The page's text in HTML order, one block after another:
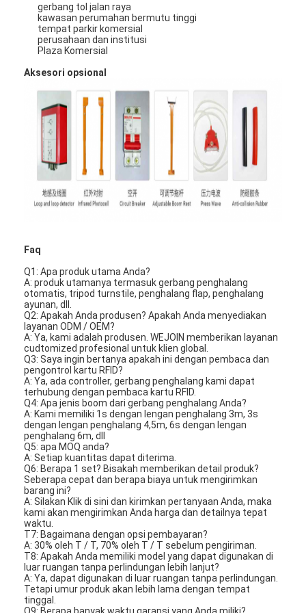
Tentang Kami
Tur Pabrik
Kontrol Kualitas
Berita
Kasus-kasus
bicara sekarang
Parkir Barrier Gate
Otomatis Barrier Gate
Penghalang Gerbang Tol
Boom Barrier Gate
Gerbang penghalang parkir mobil
Tripod Turnstile Gerbang
Penghalang Iklan
Gerbang Penghalang Non-Pegas
Gerbang Pintu Masuk Kontrol Akses
Flap Barrier Gate
Ayunan Barrier Gate
Full Height Turnstile
gerbang tol jalan raya
kawasan perumahan bermutu tinggi
tempat parkir komersial
perusahaan dan institusi
Plaza Komersial
Aksesori opsional
Faq
Q1: Apa produk utama Anda?
A: produk utamanya termasuk gerbang penghalang
otomatis, tripod turnstile, penghalang flap, penghalang
ayunan, dll.
Q2: Apakah Anda produsen? Apakah Anda menyediakan
layanan ODM / OEM?
A: Ya, kami adalah produsen. WEJOIN memberikan layanan
cudtomized profesional untuk klien global.
Q3: Saya ingin bertanya apakah ini dengan pembaca dan
pengontrol kartu RFID?
A: Ya, ada controller, gerbang penghalang kami dapat
terhubung dengan pembaca kartu RFID.
Q4: Apa jenis boom dari gerbang penghalang Anda?
A: Kami memiliki 1s dengan lengan penghalang 3m, 3s
dengan lengan penghalang 4,5m, 6s dengan lengan
penghalang 6m, dll
Q5: apa MOQ anda?
A: Setiap kuantitas dapat diterima.
Q6: Berapa 1 set? Bisakah memberikan detail produk?
Seberapa cepat dan berapa biaya untuk mengirimkan
barang ini?
A: Silakan Klik di sini dan kirimkan pertanyaan Anda, maka
kami akan mengirimkan Anda harga dan detailnya tepat
waktu.
T7: Bagaimana dengan opsi pembayaran?
A: 30% oleh T / T, 70% oleh T / T sebelum pengiriman.
T8: Apakah Anda memiliki model yang dapat digunakan di
luar ruangan tanpa perlindungan lebih lanjut?
A: Ya, dapat digunakan di luar ruangan tanpa perlindungan.
Tetapi umur produk akan lebih lama dengan tempat
tinggal.